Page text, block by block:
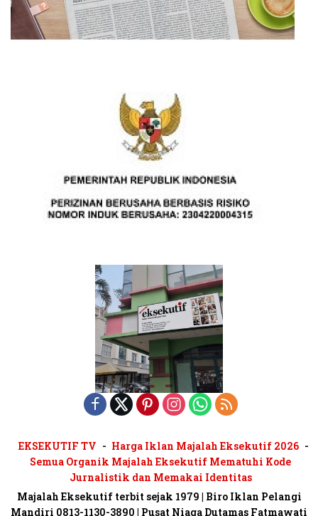
EKSEKUTIF TV
Harga Iklan Majalah Eksekutif 2026
Semua Organik Majalah Eksekutif Mematuhi Kode
Jurnalistik dan Memakai Identitas
Majalah Eksekutif terbit sejak 1979 | Biro Iklan Pelangi
Mandiri 0813-1130-3890 | Pusat Niaga Dutamas Fatmawati